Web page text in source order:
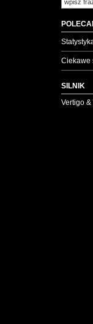
Ciekawe
SILNIK
Vertigo